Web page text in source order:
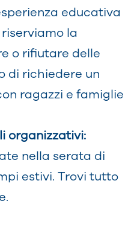
educativa
la
o rifiutare delle
di richiedere un
ragazzi e famiglie
organizzativi:
nella serata di
estivi. Trovi tutto